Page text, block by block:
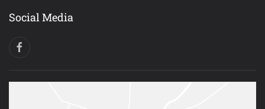
Social Media